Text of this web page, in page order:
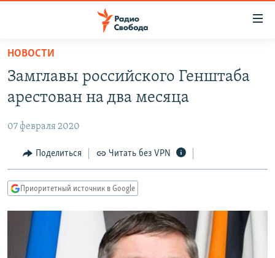
упрощенного
доступа
основному
Вернутся
главной
навигации
Вернутся
поиску
АВТОРСКИЕ ПРОЕКТЫ
ЦИТАТЫ СВОБОДЫ
МНЕНИЯ
IDEL.РЕАЛИИ
КАВКАЗ.РЕАЛИИ
СЕВЕР.РЕАЛИИ
НОВОСТИ
Замглавы российского Генштаба
арестован на два месяца
07 февраля 2020
Поделиться Читать без VPN
Приоритетный источник в Google